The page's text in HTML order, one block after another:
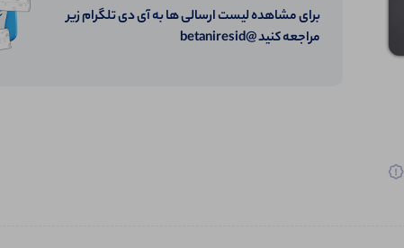
برای مشاهده لیست ارسالی ها به آی دی تلگرام زیر
مراجعه کنید @betaniresid